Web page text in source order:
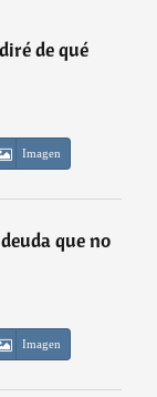
de qué
Imagen
que no
Imagen